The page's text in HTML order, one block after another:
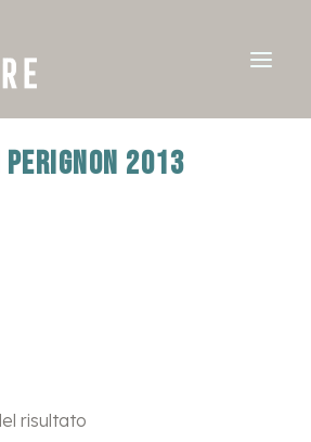
PERIGNON 2013
risultato